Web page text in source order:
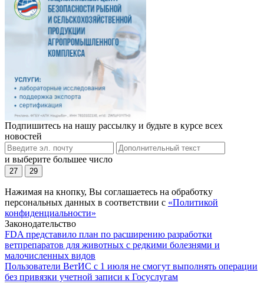
Подпишитесь на нашу рассылку и будьте в курсе всех
новостей
и выберите большее число
27 29
Нажимая на кнопку, Вы соглашаетесь на обработку
персональных данных в соответствии с «Политикой
конфиденциальности»
Законодательство
FDA представило план по расширению разработки
ветпрепаратов для животных с редкими болезнями и
малочисленных видов
Пользователи ВетИС с 1 июля не смогут выполнять операции
без привязки учетной записи к Госуслугам